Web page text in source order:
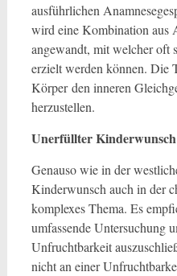
ausführlichen
wird eine Kombination aus
angewandt, mit welcher oft
erzielt werden können. Die
Körper den inneren
herzustellen.
Unerfüllter Kinderwunsch
Genauso wie in der
Kinderwunsch auch in der
komplexes Thema. Es
umfassende Untersuchung
Unfruchtbarkeit
nicht an einer